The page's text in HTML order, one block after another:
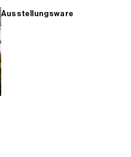
Ausstellungsware